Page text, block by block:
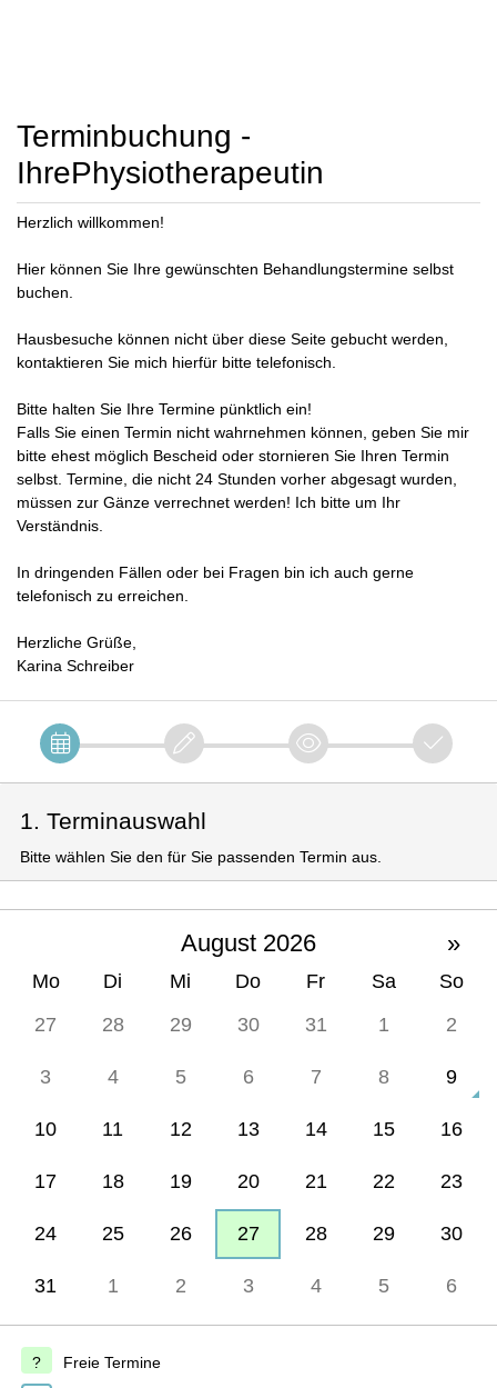
Terminbuchung -
IhrePhysiotherapeutin
Herzlich willkommen!
Hier können Sie Ihre gewünschten Behandlungstermine selbst
buchen.
Hausbesuche können nicht über diese Seite gebucht werden,
kontaktieren Sie mich hierfür bitte telefonisch.
Bitte halten Sie Ihre Termine pünktlich ein!
Falls Sie einen Termin nicht wahrnehmen können, geben Sie mir
bitte ehest möglich Bescheid oder stornieren Sie Ihren Termin
selbst. Termine, die nicht 24 Stunden vorher abgesagt wurden,
müssen zur Gänze verrechnet werden! Ich bitte um Ihr
Verständnis.
In dringenden Fällen oder bei Fragen bin ich auch gerne
telefonisch zu erreichen.
Herzliche Grüße,
Karina Schreiber
1. Terminauswahl
Bitte wählen Sie den für Sie passenden Termin aus.
August 2026 »
Mo Di Mi Do Fr Sa
So
27
28 29 30 31 1 2
3 4 5 6 7 8 9
10 11 12 13 14 15 16
17 18 19 20 21 22 23
24 25 26 27 28 29 30
31 1 2 3 4 5 6
Freie Termine